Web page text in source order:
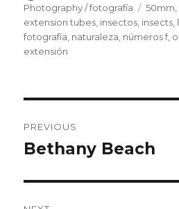
on
Photography / fotografía
Tags
50mm,
extension tubes, insectos, insects,
fotografía, naturaleza, números f,
extensión
navigation
PREVIOUS
Previous
Bethany Beach